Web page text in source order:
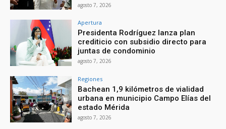
agosto 7, 2026
Apertura
Presidenta Rodríguez lanza plan
crediticio con subsidio directo para
juntas de condominio
agosto 7, 2026
Regiones
Bachean 1,9 kilómetros de vialidad
urbana en municipio Campo Elías del
estado Mérida
agosto 7, 2026